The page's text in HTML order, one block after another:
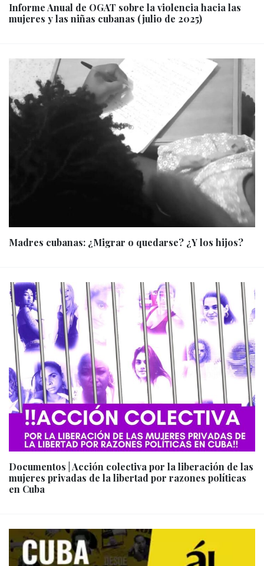
Informe Anual de OGAT sobre la violencia hacia las
mujeres y las niñas cubanas (julio de 2025)
Madres cubanas: ¿Migrar o quedarse? ¿Y los hijos?
Documentos | Acción colectiva por la liberación de las
mujeres privadas de la libertad por razones políticas
en Cuba